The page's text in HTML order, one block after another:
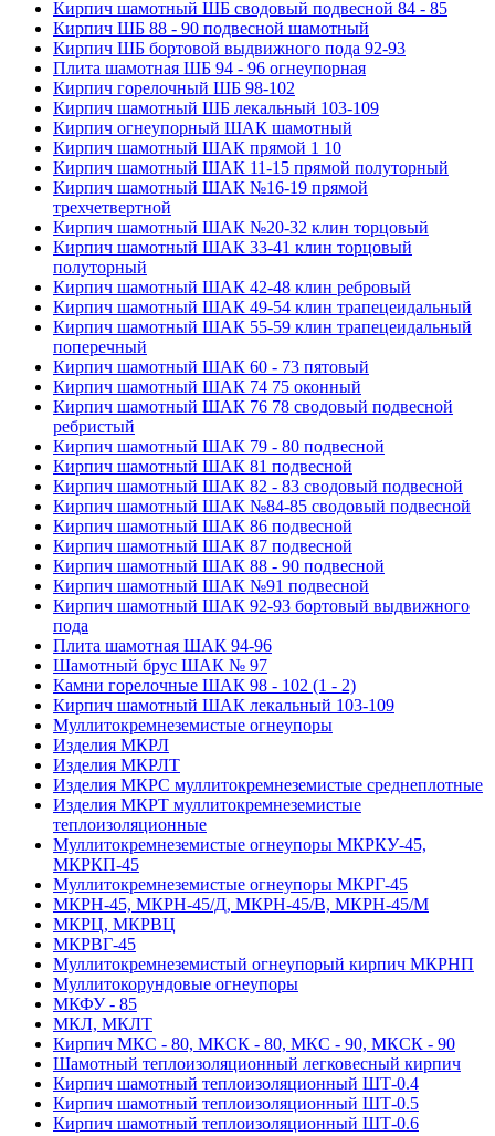
Кирпич шамотный ШБ сводовый подвесной 84 - 85
Кирпич ШБ 88 - 90 подвесной шамотный
Кирпич ШБ бортовой выдвижного пода 92-93
Плита шамотная ШБ 94 - 96 огнеупорная
Кирпич горелочный ШБ 98-102
Кирпич шамотный ШБ лекальный 103-109
Кирпич огнеупорный ШАК шамотный
Кирпич шамотный ШАК прямой 1 10
Кирпич шамотный ШАК 11-15 прямой полуторный
Кирпич шамотный ШАК №16-19 прямой
трехчетвертной
Кирпич шамотный ШАК №20-32 клин торцовый
Кирпич шамотный ШАК 33-41 клин торцовый
полуторный
Кирпич шамотный ШАК 42-48 клин ребровый
Кирпич шамотный ШАК 49-54 клин трапецеидальный
Кирпич шамотный ШАК 55-59 клин трапецеидальный
поперечный
Кирпич шамотный ШАК 60 - 73 пятовый
Кирпич шамотный ШАК 74 75 оконный
Кирпич шамотный ШАК 76 78 сводовый подвесной
ребристый
Кирпич шамотный ШАК 79 - 80 подвесной
Кирпич шамотный ШАК 81 подвесной
Кирпич шамотный ШАК 82 - 83 сводовый подвесной
Кирпич шамотный ШАК №84-85 сводовый подвесной
Кирпич шамотный ШАК 86 подвесной
Кирпич шамотный ШАК 87 подвесной
Кирпич шамотный ШАК 88 - 90 подвесной
Кирпич шамотный ШАК №91 подвесной
Кирпич шамотный ШАК 92-93 бортовый выдвижного
пода
Плита шамотная ШАК 94-96
Шамотный брус ШАК № 97
Камни горелочные ШАК 98 - 102 (1 - 2)
Кирпич шамотный ШАК лекальный 103-109
Муллито­­кремнеземистые огнеупоры
Изделия МКРЛ
Изделия МКРЛТ
Изделия МКРС муллитокремнеземистые среднеплотные
Изделия МКРТ муллитокремнеземистые
теплоизоляционные
Муллитокремнеземистые огнеупоры МКРКУ-45,
МКРКП-45
Муллитокремнеземистые огнеупоры МКРГ-45
МКРН-45, МКРН-45/Д, МКРН-45/В, МКРН-45/М
МКРЦ, МКРВЦ
МКРВГ-45
Муллитокремнеземистый огнеупорый кирпич МКРНП
Муллито­корундовые огнеупоры
МКФУ - 85
МКЛ, МКЛТ
Кирпич МКС - 80, МКСК - 80, МКС - 90, МКСК - 90
Шамотный тепло­изоляционный легковесный кирпич
Кирпич шамотный теплоизоляционный ШТ-0.4
Кирпич шамотный теплоизоляционный ШТ-0.5
Кирпич шамотный теплоизоляционный ШТ-0.6